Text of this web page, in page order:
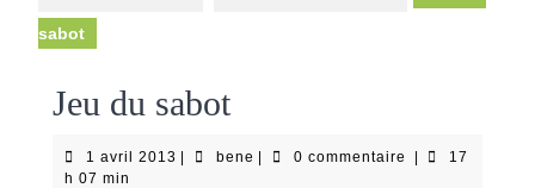
sabot
Jeu du sabot
1 avril 2013 1| bene bene
| 0 commentaire |
17
h 07 min